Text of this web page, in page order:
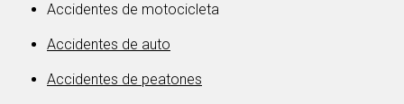
Accidentes de motocicleta
Accidentes de auto
Accidentes de peatones